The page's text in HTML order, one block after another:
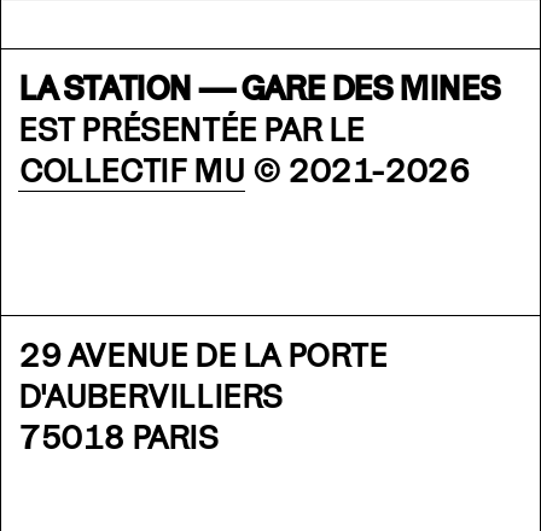
LA STATION — GARE DES MINES
EST PRÉSENTÉE PAR LE
COLLECTIF MU © 2021-2026
29 AVENUE DE LA PORTE
D'AUBERVILLIERS
75018 PARIS